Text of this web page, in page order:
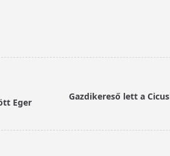
Eger
Gazdikereső lett a